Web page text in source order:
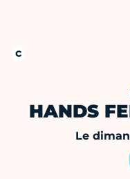
HANDS
Le